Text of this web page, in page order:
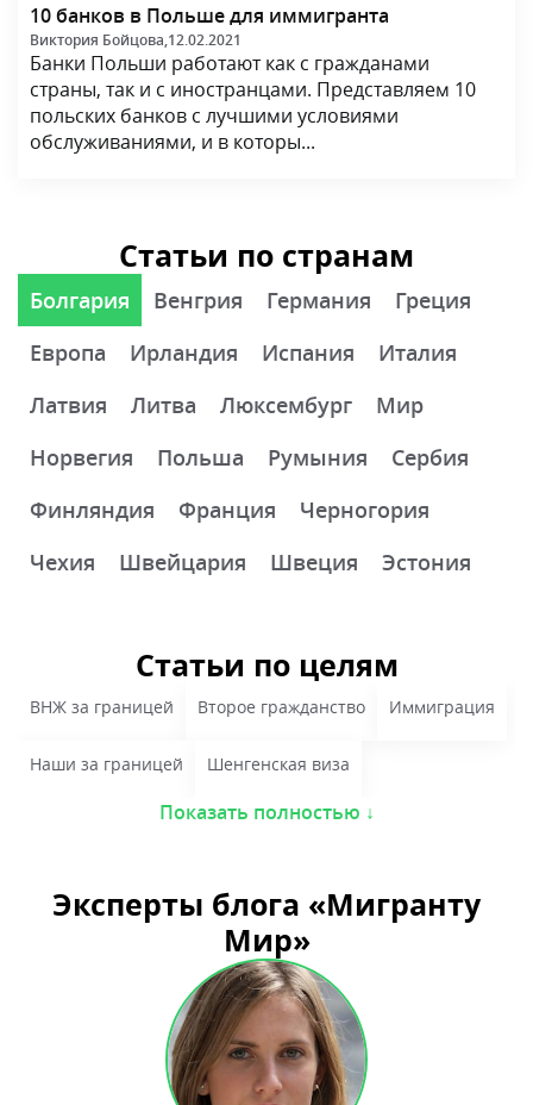
10 банков в Польше для иммигранта
Виктория Бойцова,12.02.2021
Банки Польши работают как с гражданами
страны, так и с иностранцами. Представляем 10
польских банков с лучшими условиями
обслуживаниями, и в которы...
Статьи по странам
Болгария Венгрия Германия
Греция
Европа
Ирландия Испания
Италия
Латвия
Литва Люксембург
Мир
Норвегия
Польша Румыния
Сербия
Финляндия
Франция
Черногория
Чехия
Швейцария Швеция Эстония
Статьи по целям
ВНЖ за границей Второе гражданство Иммиграция
Наши за границей Шенгенская виза
Показать полностью ↓
Эксперты блога «Мигранту
Мир»